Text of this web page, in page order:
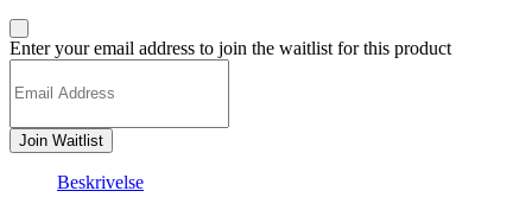
Dismiss
notification
Enter your email address to join the waitlist for this product
Join Waitlist
Beskrivelse